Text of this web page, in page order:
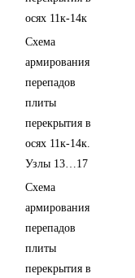
осях 11к-14к
Схема
армирования
перепадов
плиты
перекрытия в
осях 11к-14к.
Узлы 13…17
Схема
армирования
перепадов
плиты
перекрытия в